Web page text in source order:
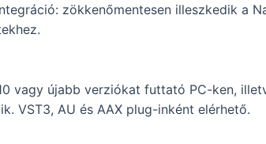
zökkenőmentesen illeszkedik a
vagy újabb verziókat futtató PC-ken,
VST3, AU és AAX plug-inként elérhető.